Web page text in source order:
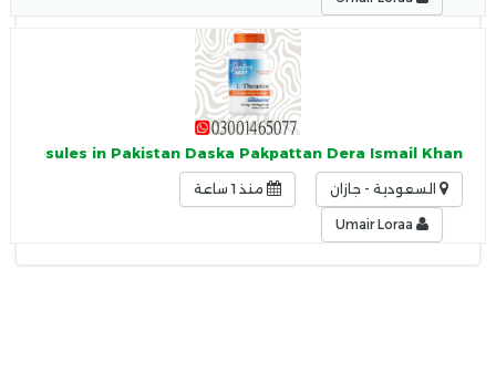
Capsules in Pakistan Daska Pakpattan Dera Ismail Khan
السعودية - جازان منذ 1 ساعة